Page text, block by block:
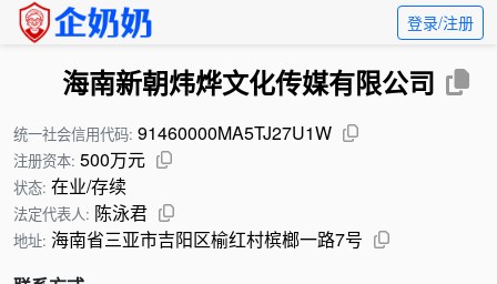
登录/注册
海南新朝炜烨文化传媒有限公司
统一社会信用代码: 91460000MA5TJ27U1W
注册资本: 500万元
状态: 在业/存续
法定代表人: 陈泳君
地址: 海南省三亚市吉阳区榆红村槟榔一路7号